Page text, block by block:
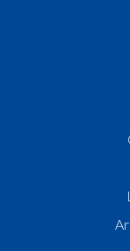
Champion des
Champion des
Champion des
Champion des
Champion des